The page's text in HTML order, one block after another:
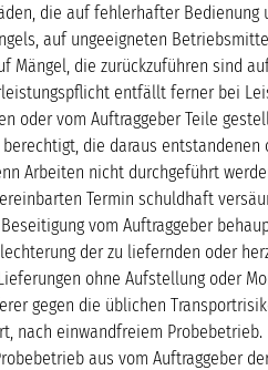
die auf fehlerhafter
auf ungeeigneten
Mängel, die zurückzuführen sind
entfällt ferner bei
oder vom Auftraggeber Teile
die daraus
Arbeiten nicht durchgeführt
Termin schuldhaft
vom Auftraggeber
der zu liefernden oder
ohne Aufstellung oder
gegen die üblichen
nach einwandfreiem
aus vom Auftraggeber